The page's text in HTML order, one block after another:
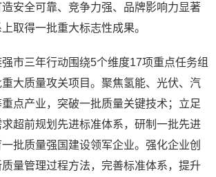
安全可靠、竞争力强、品牌影响力显著
取得一批重大标志性成果。
市三年行动围绕5个维度17项重点任务组
大质量攻关项目。聚焦氢能、光伏、汽
点产业，突破一批质量关键技术；立足
超前规划先进标准体系，研制一批先进
批质量强国建设领军企业。强化企业创
量管理过程方法，完善标准体系，提升